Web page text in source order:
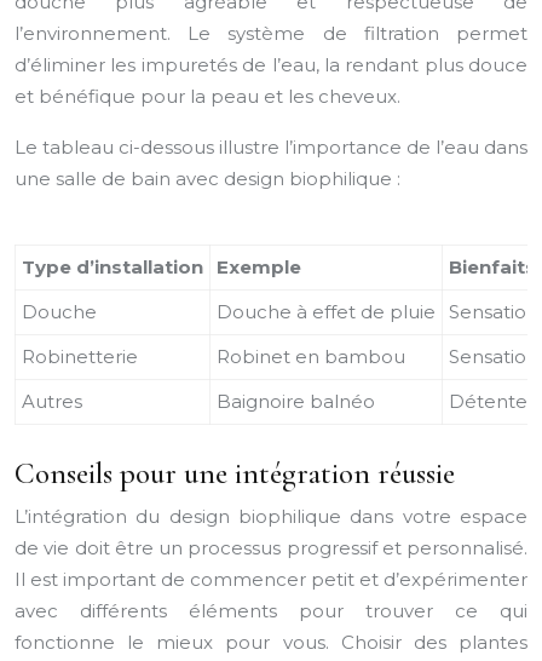
l’environnement. Le système de filtration permet
d’éliminer les impuretés de l’eau, la rendant plus douce
et bénéfique pour la peau et les cheveux.
Le tableau ci-dessous illustre l’importance de l’eau dans
une salle de bain avec design biophilique :
Type d’installation Exemple
Bienfaits
Douche
Douche à effet de pluie
Robinetterie
Robinet en bambou
Autres
Baignoire balnéo Détente
Conseils pour une intégration réussie
L’intégration du design biophilique dans votre espace
de vie doit être un processus progressif et personnalisé.
Il est important de commencer petit et d’expérimenter
avec différents éléments pour trouver ce qui
fonctionne le mieux pour vous. Choisir des plantes